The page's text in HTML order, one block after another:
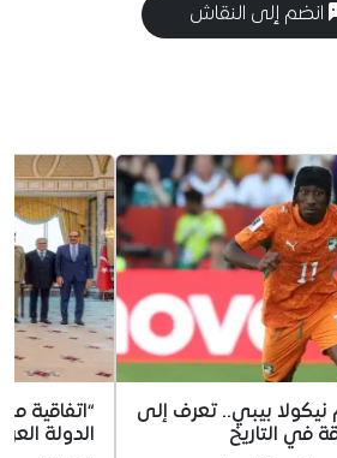
انضم إلى النقاش
بيبي.. تعرف إلى
“اتفاقية
الدولة